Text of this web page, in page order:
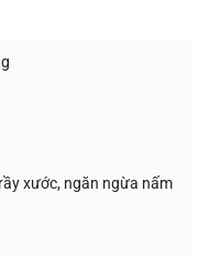
xước, ngăn ngừa nấm